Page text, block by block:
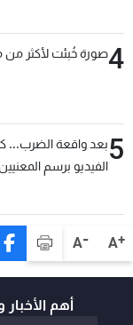
A+
A-
4صورة خُبئت لأكثر من
5بعد واقعة الضرب...
الفيديو برسم
أهم